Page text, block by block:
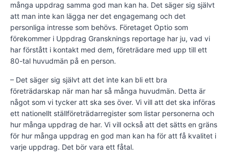
många uppdrag samma god man kan ha. Det säger sig självt
att man inte kan lägga ner det engagemang och det
personliga intresse som behövs. Företaget Optio som
förekommer i Uppdrag Gransknings reportage har ju, vad vi
har förstått i kontakt med dem, företrädare med upp till ett
80-tal huvudmän på en person.
– Det säger sig självt att det inte kan bli ett bra
företrädarskap när man har så många huvudmän. Detta är
något som vi tycker att ska ses över. Vi vill att det ska införas
ett nationellt ställföreträdarregister som listar personerna och
hur många uppdrag de har. Vi vill också att det sätts en gräns
för hur många uppdrag en god man kan ha för att få kvalitet i
varje uppdrag. Det bör vara ett fåtal.